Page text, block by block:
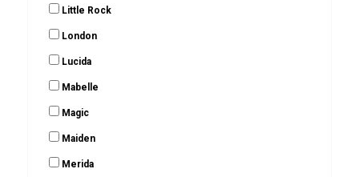
Little Rock
London
Lucida
Mabelle
Magic
Maiden
Merida